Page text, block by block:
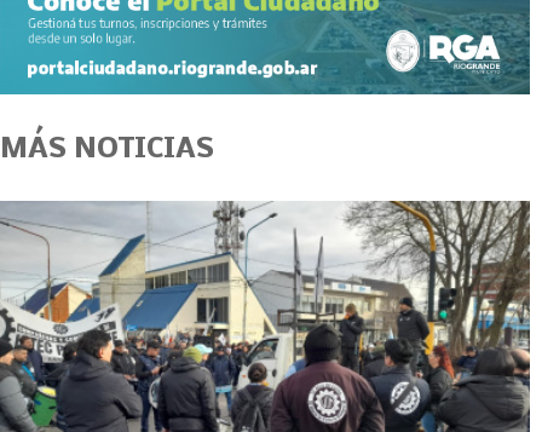
MÁS NOTICIAS